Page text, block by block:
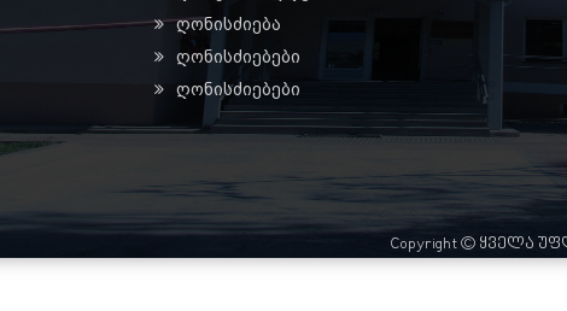
ღონისძიება
ღონისძიებები
ღონისძიებები
Copyright © ყველა